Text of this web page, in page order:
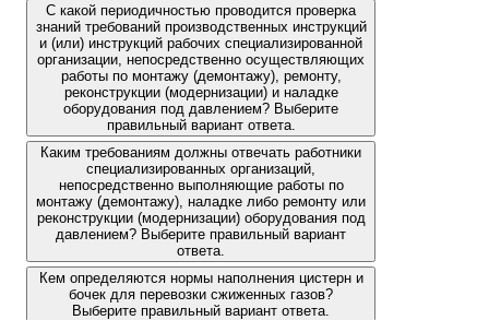
С какой периодичностью проводится проверка
знаний требований производственных инструкций
и (или) инструкций рабочих специализированной
организации, непосредственно осуществляющих
работы по монтажу (демонтажу), ремонту,
реконструкции (модернизации) и наладке
оборудования под давлением? Выберите
правильный вариант ответа.
Каким требованиям должны отвечать работники
специализированных организаций,
непосредственно выполняющие работы по
монтажу (демонтажу), наладке либо ремонту или
реконструкции (модернизации) оборудования под
давлением? Выберите правильный вариант
ответа.
Кем определяются нормы наполнения цистерн и
бочек для перевозки сжиженных газов?
Выберите правильный вариант ответа.